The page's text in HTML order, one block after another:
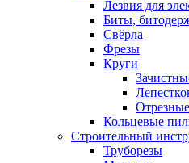
Лезвия для
Биты,
Свёрла
Фрезы
Круги
Отрезные
Кольцевые
Строительный
Труборезы